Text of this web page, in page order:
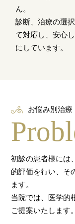
ん。
診断、治療の選
て対応し、安心
にしています。
お悩み別治療
初診の患者様には
的評価を行い、そ
ます。
当院では、医学的
ご提案いたします。